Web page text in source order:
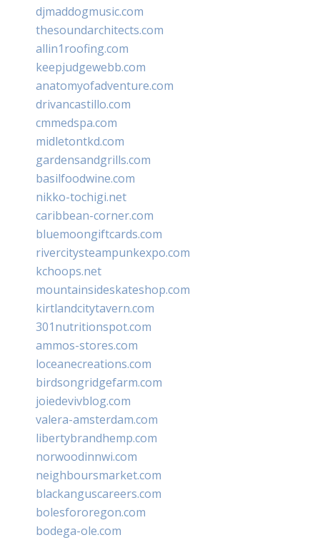
djmaddogmusic.com
thesoundarchitects.com
allin1roofing.com
keepjudgewebb.com
anatomyofadventure.com
drivancastillo.com
cmmedspa.com
midletontkd.com
gardensandgrills.com
basilfoodwine.com
nikko-tochigi.net
caribbean-corner.com
bluemoongiftcards.com
rivercitysteampunkexpo.com
kchoops.net
mountainsideskateshop.com
kirtlandcitytavern.com
301nutritionspot.com
ammos-stores.com
loceanecreations.com
birdsongridgefarm.com
joiedevivblog.com
valera-amsterdam.com
libertybrandhemp.com
norwoodinnwi.com
neighboursmarket.com
blackanguscareers.com
bolesfororegon.com
bodega-ole.com